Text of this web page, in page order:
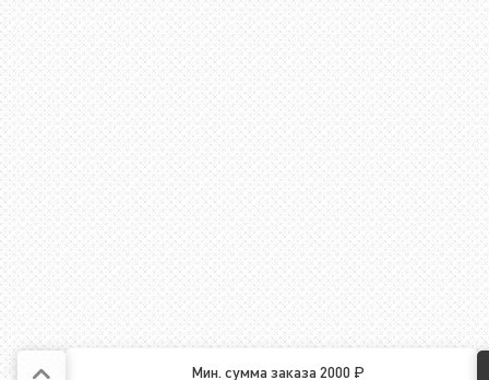
Мин. сумма заказа 2000 ₽